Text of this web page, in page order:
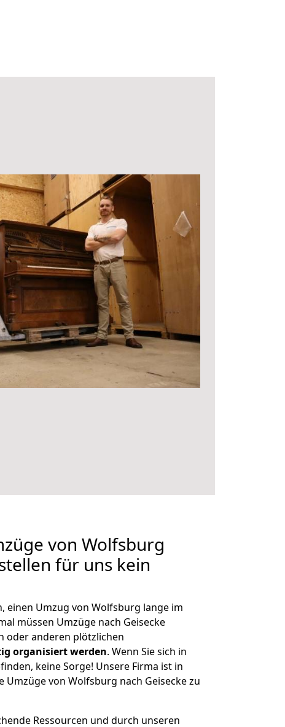
von Wolfsburg
für uns kein
einen Umzug von Wolfsburg lange im
müssen Umzüge nach Geisecke
oder anderen plötzlichen
organisiert werden. Wenn Sie sich in
keine Sorge! Unsere Firma ist in
Umzüge von Wolfsburg nach Geisecke zu
Ressourcen und durch unseren